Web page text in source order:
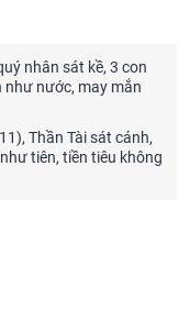
nhân sát kề, 3 con
như nước, may mắn
Thần Tài sát cánh,
tiên, tiền tiêu không